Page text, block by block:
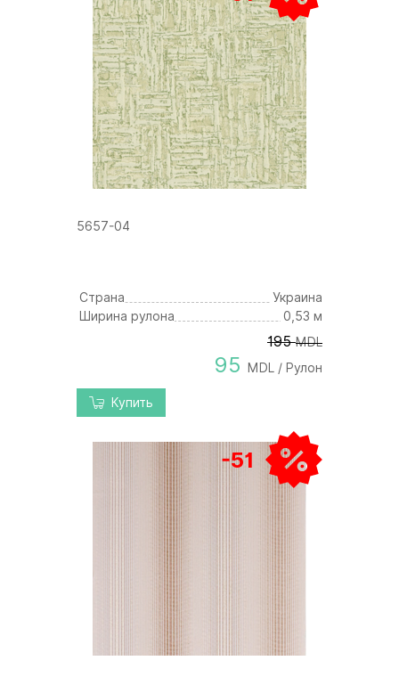
5657-04
Страна
Украина
Ширина рулона
0,53 м
195 MDL
95 MDL / Рулон
Купить
-51